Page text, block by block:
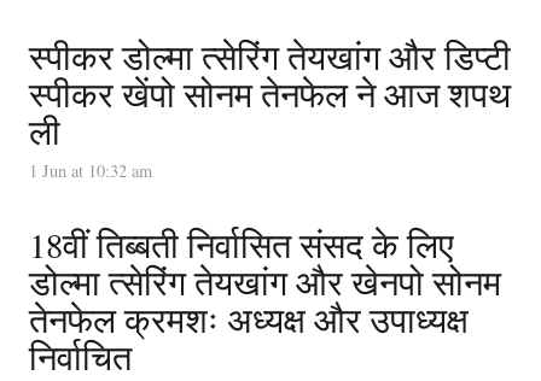
स्पीकर डोल्मा त्सेरिंग तेयखांग और डिप्टी
स्पीकर खेंपो सोनम तेनफेल ने आज शपथ
ली
1 Jun at 10:32 am
18वीं तिब्बती निर्वासित संसद के लिए
डोल्मा त्सेरिंग तेयखांग और खेनपो सोनम
तेनफेल क्रमशः अध्यक्ष और उपाध्यक्ष
निर्वाचित